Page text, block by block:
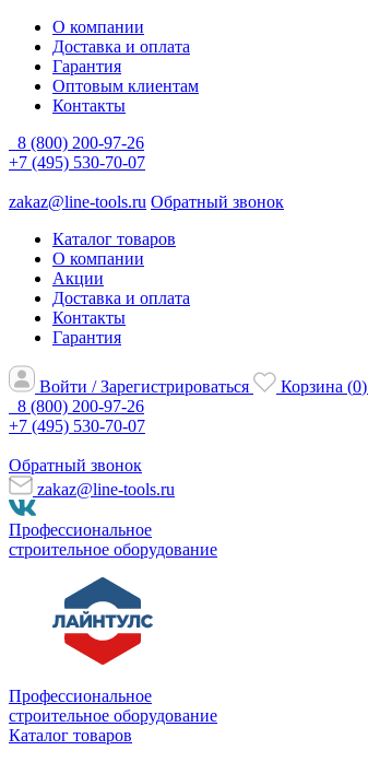
О компании
Доставка и оплата
Гарантия
Оптовым клиентам
Контакты
8 (800) 200-97-26
+7 (495) 530-70-07
zakaz@line-tools.ru Обратный звонок
Каталог товаров
О компании
Акции
Доставка и оплата
Контакты
Гарантия
Войти / Зарегистрироваться Корзина (0)
8 (800) 200-97-26
+7 (495) 530-70-07
Обратный звонок
zakaz@line-tools.ru
Профессиональное
строительное оборудование
Профессиональное
строительное оборудование
Каталог товаров